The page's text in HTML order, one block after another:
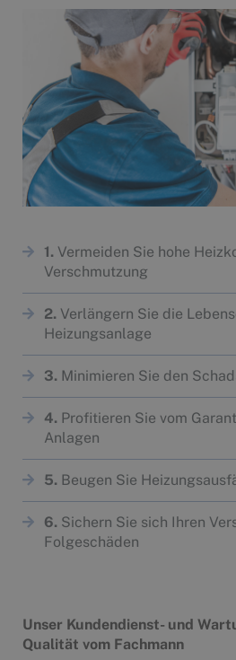
1. Vermeiden Sie hohe
Verschmutzung
2. Verlängern Sie die
Heizungsanlage
3. Minimieren Sie den
4. Profitieren Sie vom
Anlagen
5. Beugen Sie
6. Sichern Sie sich Ihren
Folgeschäden
Unser Kundendienst- und
Qualität vom Fachmann